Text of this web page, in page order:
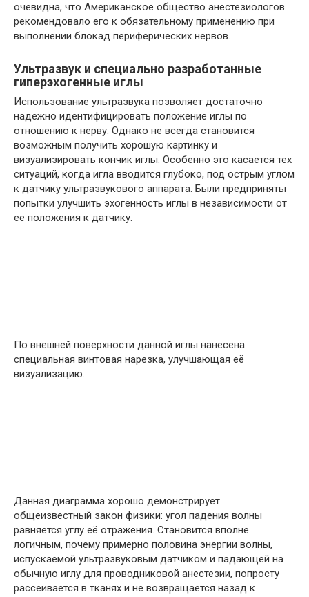
очевидна, что Американское общество анестезиологов
рекомендовало его к обязательному применению при
выполнении блокад периферических нервов.
Ультразвук и специально разработанные
гиперэхогенные иглы
Использование ультразвука позволяет достаточно
надежно идентифицировать положение иглы по
отношению к нерву. Однако не всегда становится
возможным получить хорошую картинку и
визуализировать кончик иглы. Особенно это касается тех
ситуаций, когда игла вводится глубоко, под острым углом
к датчику ультразвукового аппарата. Были предприняты
попытки улучшить эхогенность иглы в независимости от
её положения к датчику.
По внешней поверхности данной иглы нанесена
специальная винтовая нарезка, улучшающая её
визуализацию.
Данная диаграмма хорошо демонстрирует
общеизвестный закон физики: угол падения волны
равняется углу её отражения. Становится вполне
логичным, почему примерно половина энергии волны,
испускаемой ультразвуковым датчиком и падающей на
обычную иглу для проводниковой анестезии, попросту
рассеивается в тканях и не возвращается назад к